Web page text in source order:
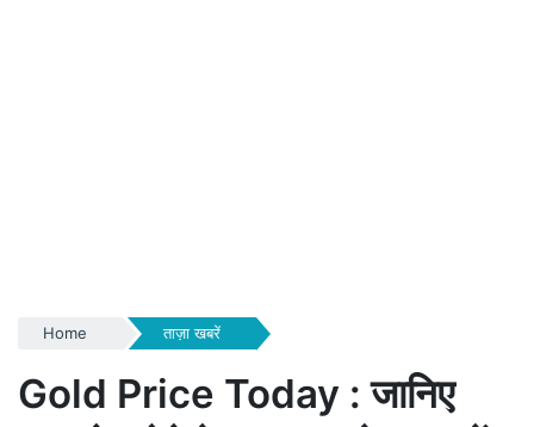
Home ताज़ा खबरें
Gold Price Today : जानिए